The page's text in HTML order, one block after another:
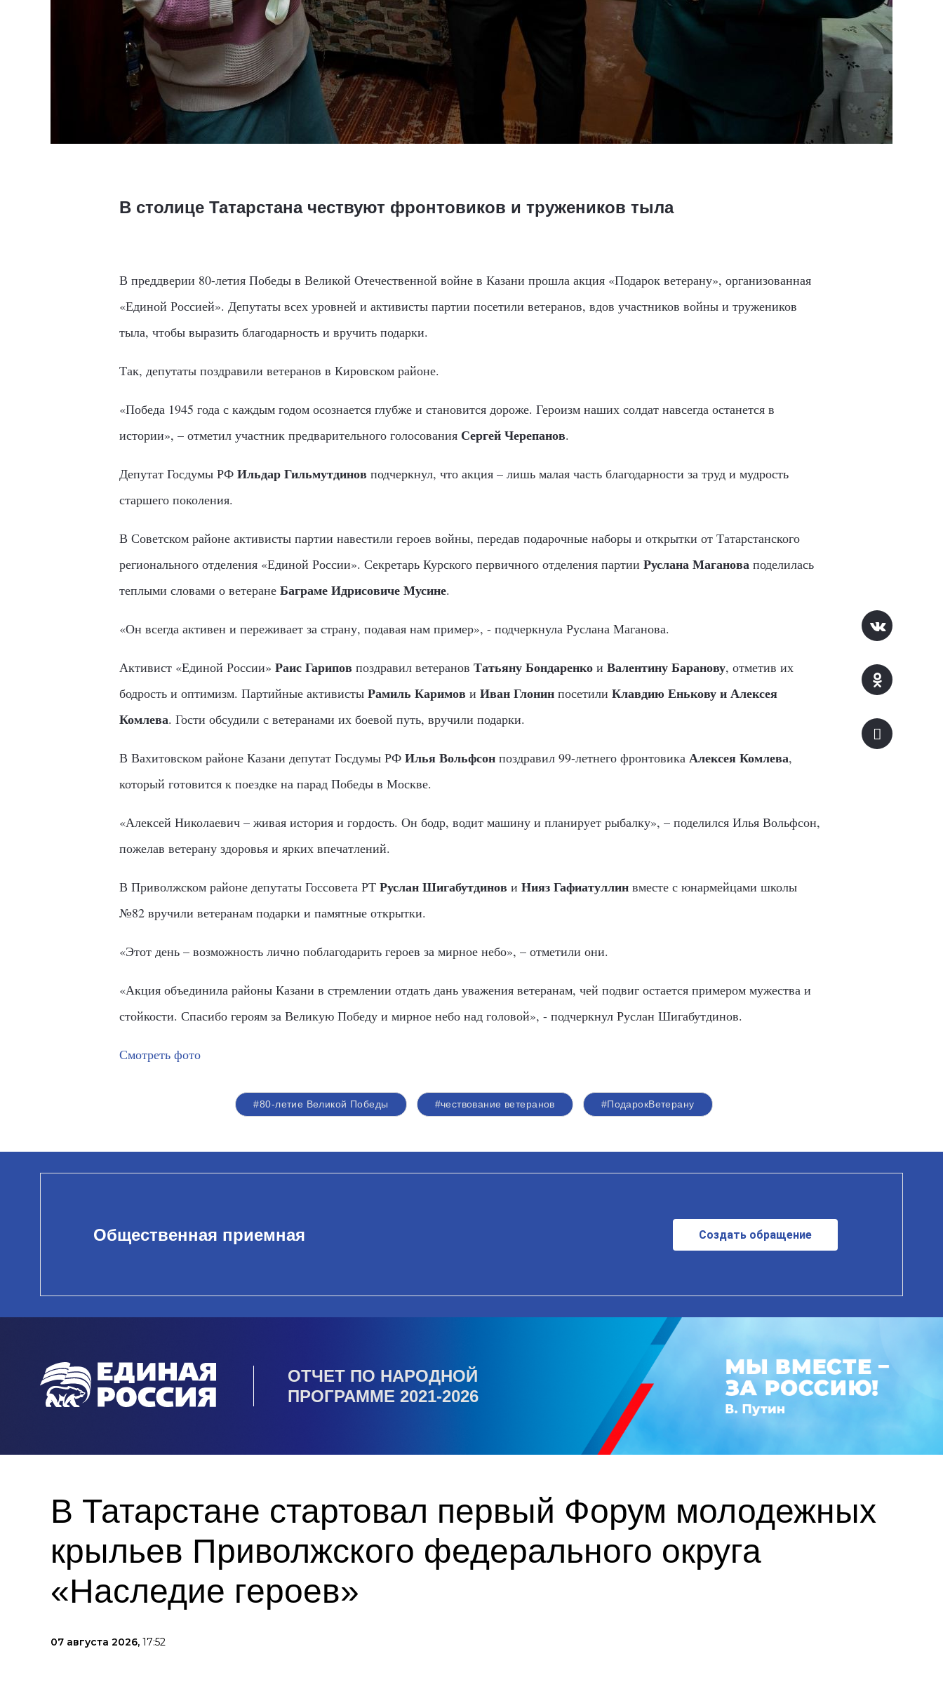
В столице Татарстана чествуют фронтовиков и тружеников тыла
В преддверии 80-летия Победы в Великой Отечественной войне в Казани прошла акция «Подарок ветерану», организованная
«Единой Россией». Депутаты всех уровней и активисты партии посетили ветеранов, вдов участников войны и тружеников
тыла, чтобы выразить благодарность и вручить подарки.
Так, депутаты поздравили ветеранов в Кировском районе.
«Победа 1945 года с каждым годом осознается глубже и становится дороже. Героизм наших солдат навсегда останется в
истории», – отметил участник предварительного голосования Сергей Черепанов.
Депутат Госдумы РФ Ильдар Гильмутдинов подчеркнул, что акция – лишь малая часть благодарности за труд и мудрость
старшего поколения.
В Советском районе активисты партии навестили героев войны, передав подарочные наборы и открытки от Татарстанского
регионального отделения «Единой России». Секретарь Курского первичного отделения партии Руслана Магановаподелилась
теплыми словами о ветеране Баграме Идрисовиче Мусине.
«Он всегда активен и переживает за страну, подавая нам пример», - подчеркнула Руслана Маганова.
Активист «Единой России» Раис Гарипов поздравил ветеранов Татьяну Бондаренкои Валентину Баранову, отметив их
бодрость и оптимизм. Партийные активисты Рамиль Каримов и Иван Глонинпосетили Клавдию Енькову и Алексея
Комлева. Гости обсудили с ветеранами их боевой путь, вручили подарки.
В Вахитовском районе Казани депутат Госдумы РФ Илья Вольфсонпоздравил 99-летнего фронтовика Алексея Комлева,
который готовится к поездке на парад Победы в Москве.
«Алексей Николаевич – живая история и гордость. Он бодр, водит машину и планирует рыбалку», – поделился Илья Вольфсон,
пожелав ветерану здоровья и ярких впечатлений.
В Приволжском районе депутаты Госсовета РТ Руслан Шигабутдинов и Нияз Гафиатуллинвместе с юнармейцами школы
№82 вручили ветеранам подарки и памятные открытки.
«Этот день – возможность лично поблагодарить героев за мирное небо», – отметили они.
«Акция объединила районы Казани в стремлении отдать дань уважения ветеранам, чей подвиг остается примером мужества и
стойкости. Спасибо героям за Великую Победу и мирное небо над головой», - подчеркнул Руслан Шигабутдинов.
Смотреть фото
#80-летие Великой Победы #чествование ветеранов #ПодарокВетерану
Общественная приемная Создать обращение
ОТЧЕТ ПО НАРОДНОЙ
ПРОГРАММЕ 2021-2026
В Татарстане стартовал первый Форум молодежных
крыльев Приволжского федерального округа
«Наследие героев»
07 августа 2026, 17:52